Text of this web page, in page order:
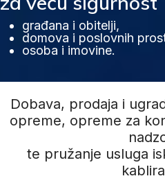
građana i obitelji,
domova i poslovnih
osoba i imovine.
Dobava, prodaja i
opreme, opreme za
te pružanje usluga